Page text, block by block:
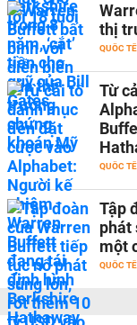
thị
QUỐC TẾ
Từ
QUỐC TẾ
Tập
phát
một
QUỐC TẾ